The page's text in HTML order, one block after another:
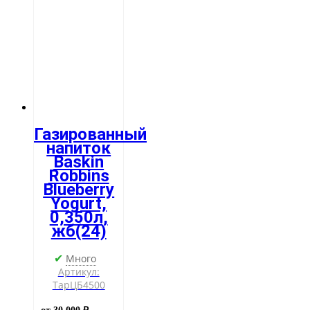
Газированный
напиток
Baskin
Robbins
Blueberry
Yogurt,
0,350л,
жб(24)
✔ Много
Артикул:
ТарЦБ4500